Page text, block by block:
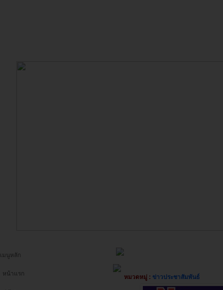
เมนูหลัก
หน้าแรก หมวดหมู่ : ข่าวประชาสัมพันธ์